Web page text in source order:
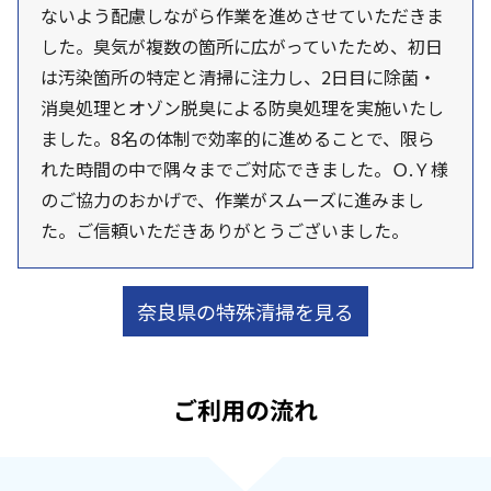
ないよう配慮しながら作業を進めさせていただきま
した。臭気が複数の箇所に広がっていたため、初日
は汚染箇所の特定と清掃に注力し、2日目に除菌・
消臭処理とオゾン脱臭による防臭処理を実施いたし
ました。8名の体制で効率的に進めることで、限ら
れた時間の中で隅々までご対応できました。Ｏ.Ｙ様
のご協力のおかげで、作業がスムーズに進みまし
た。ご信頼いただきありがとうございました。
奈良県の特殊清掃を見る
ご利用の流れ